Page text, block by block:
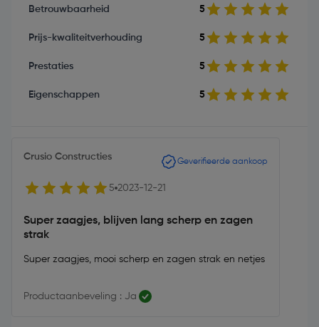
Betrouwbaarheid 5
Prijs-kwaliteitverhouding 5
Prestaties 5
Eigenschappen 5
Crusio Constructies Geverifieerde aankoop
5 2023-12-21
Super zaagjes, blijven lang scherp en zagen
strak
Super zaagjes, mooi scherp en zagen strak en netjes
Productaanbeveling : Ja